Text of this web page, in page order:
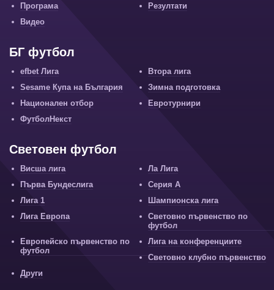
Програма
Резултати
Видео
БГ футбол
efbet Лига
Втора лига
Sesame Купа на България
Зимна подготовка
Национален отбор
Евротурнири
ФутболНекст
Световен футбол
Висша лига
Ла Лига
Първа Бундеслига
Серия А
Лига 1
Шампионска лига
Лига Европа
Световно първенство по
футбол
Европейско първенство по
футбол
Лига на конференциите
Световно клубно първенство
Други